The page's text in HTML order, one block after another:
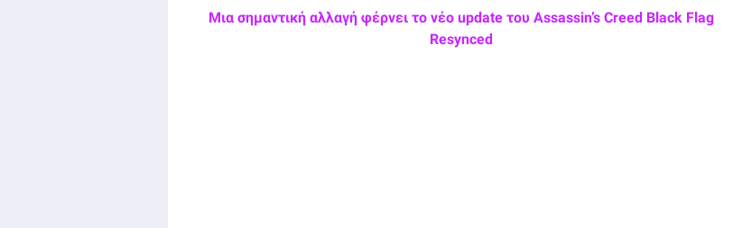
Μια σημαντική αλλαγή φέρνει το νέο update του Assassin’s Creed Black Flag
Resynced